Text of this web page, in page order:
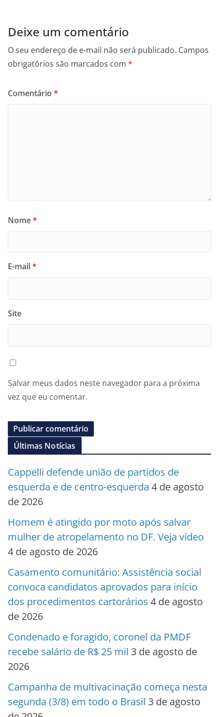
Deixe um comentário
O seu endereço de e-mail não será publicado. Campos
obrigatórios são marcados com *
Comentário *
Nome*
E-mail*
Site
Salvar meus dados neste navegador para a próxima
vez que eu comentar.
Últimas Notícias
Cappelli defende união de partidos de
esquerda e de centro-esquerda 4 de agosto
de 2026
Homem é atingido por moto após salvar
mulher de atropelamento no DF. Veja vídeo
4 de agosto de 2026
Casamento comunitário: Assistência social
convoca candidatos aprovados para início
dos procedimentos cartorários 4 de agosto
de 2026
Condenado e foragido, coronel da PMDF
recebe salário de R$ 25 mil 3 de agosto de
2026
Campanha de multivacinação começa nesta
segunda (3/8) em todo o Brasil 3 de agosto